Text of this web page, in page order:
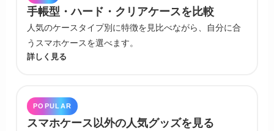
手帳型・ハード・クリアケースを比較
人気のケースタイプ別に特徴を見比べながら、自分に合
うスマホケースを選べます。
詳しく見る
POPULAR
スマホケース以外の人気グッズを見る